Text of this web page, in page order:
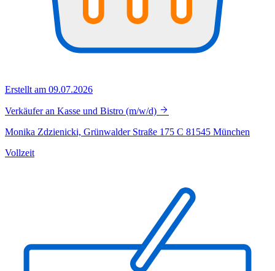
Erstellt am 09.07.2026
Verkäufer an Kasse und Bistro (m/w/d)
Monika Zdzienicki, Grünwalder Straße 175 C 81545 München
Vollzeit